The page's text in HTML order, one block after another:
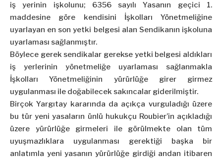
iş yerinin işkolunu; 6356 sayılı Yasanın geçici 1.
maddesine göre kendisini İşkolları Yönetmeliğine
uyarlayan en son yetki belgesi alan Sendikanın işkoluna
uyarlaması sağlanmıştır.
Böylece gerek sendikalar gerekse yetki belgesi aldıkları
iş yerlerinin yönetmeliğe uyarlaması sağlanmakla
İşkolları Yönetmeliğinin yürürlüğe girer girmez
uygulanması ile doğabilecek sakıncalar giderilmiştir.
Birçok Yargıtay kararında da açıkça vurguladığı üzere
bu tür yeni yasaların ünlü hukukçu Roubier’in açıkladığı
üzere yürürlüğe girmeleri ile görülmekte olan tüm
uyuşmazlıklara uygulanması gerektiği başka bir
anlatımla yeni yasanın yürürlüğe girdiği andan itibaren